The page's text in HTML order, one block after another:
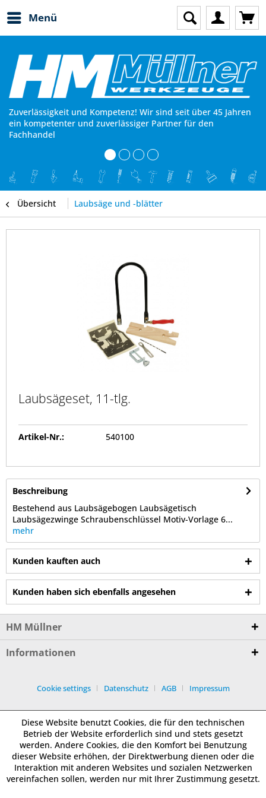
Menü
Zuverlässigkeit und Kompetenz! Wir sind seit über 45 Jahren
ein kompetenter und zuverlässiger Partner für den
Fachhandel
Übersicht Laubsäge und -blätter
Laubsägeset, 11-tlg.
Artikel-Nr.: 540100
Beschreibung
Bestehend aus Laubsägebogen Laubsägetisch
Laubsägezwinge Schraubenschlüssel Motiv-Vorlage 6...
mehr
Kunden kauften auch
Kunden haben sich ebenfalls angesehen
HM Müllner
Informationen
Cookie settings Datenschutz AGB Impressum
Diese Website benutzt Cookies, die für den technischen
Betrieb der Website erforderlich sind und stets gesetzt
werden. Andere Cookies, die den Komfort bei Benutzung
dieser Website erhöhen, der Direktwerbung dienen oder die
Interaktion mit anderen Websites und sozialen Netzwerken
vereinfachen sollen, werden nur mit Ihrer Zustimmung gesetzt.